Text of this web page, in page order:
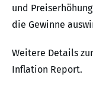
und
die Gewinne
Weitere Details
Inflation Report.